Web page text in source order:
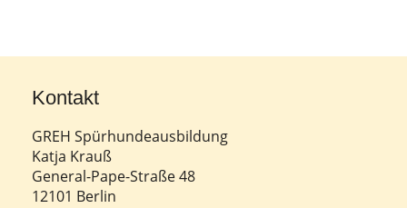
Kontakt
GREH Spürhundeausbildung
Katja Krauß
General-Pape-Straße 48
12101 Berlin